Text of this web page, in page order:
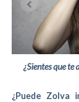
¿Sientes que te
¿Puede Zolva